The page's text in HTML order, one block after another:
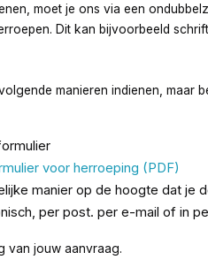
moet je ons via een
Dit kan bijvoorbeeld
manieren indienen, maar
voor herroeping (PDF)
manier op de hoogte dat je
per post. per e-mail of in
van jouw aanvraag.